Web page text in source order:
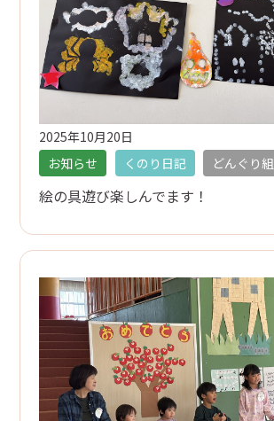
2025年10月20日
お知らせ
くのり日記 どんぐり組
絵の具遊び楽しんでます！